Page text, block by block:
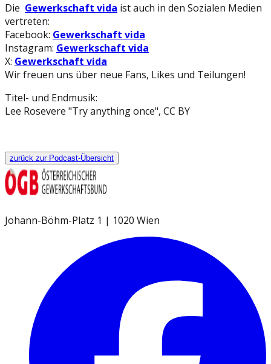
Die Gewerkschaft vida ist auch in den Sozialen Medien
vertreten:
Facebook: Gewerkschaft vida
Instagram: Gewerkschaft vida
X: Gewerkschaft vida
Wir freuen uns über neue Fans, Likes und Teilungen!
Titel- und Endmusik:
Lee Rosevere "Try anything once", CC BY
zurück zur Podcast-Übersicht
Johann-Böhm-Platz 1 | 1020 Wien